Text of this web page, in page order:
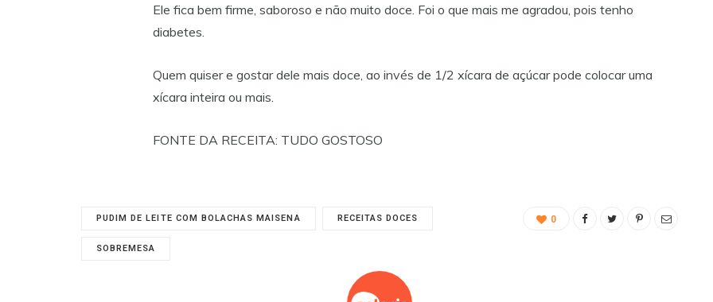
Ele fica bem firme, saboroso e não muito doce. Foi o que mais me agradou, pois tenho
diabetes.
Quem quiser e gostar dele mais doce, ao invés de 1/2 xícara de açúcar pode colocar uma
xícara inteira ou mais.
FONTE DA RECEITA: TUDO GOSTOSO
PUDIM DE LEITE COM BOLACHAS MAISENA RECEITAS DOCES
SOBREMESA
0